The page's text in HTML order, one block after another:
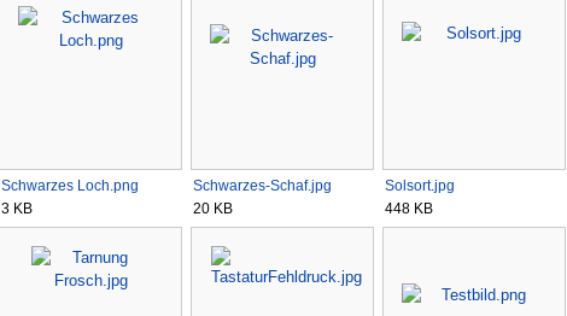
Schwarzes Loch.png
3 KB
Schwarzes-Schaf.jpg
20 KB
Solsort.jpg
448 KB